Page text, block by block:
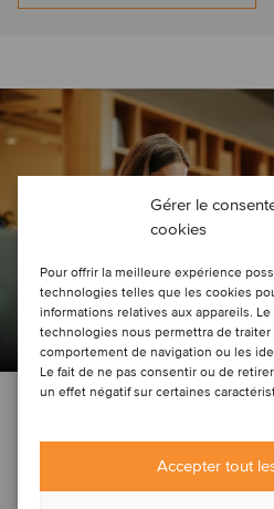
Gérer le
cookies
Pour offrir la meilleure expérience
technologies telles que les cookies
informations relatives aux appareils.
technologies nous permettra de
comportement de navigation ou les
Le fait de ne pas consentir ou de
un effet négatif sur certaines
Accepter tout
DEAL NEWS AÉROSPATIAL, DÉFENSE